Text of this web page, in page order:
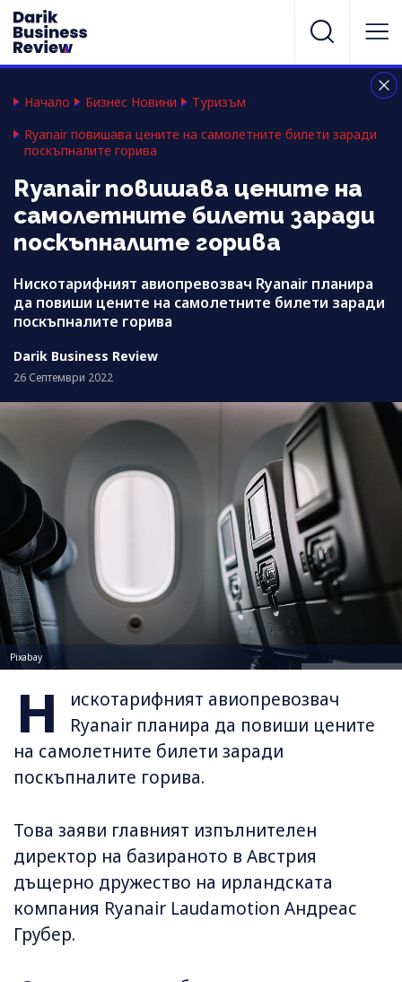
Начало Бизнес Новини
Туризъм
Ryanair повишава цените на самолетните билети заради
поскъпналите горива
Ryanair повишава цените на
самолетните билети заради
поскъпналите горива
Нискотарифният авиопревозвач Ryanair планира
да повиши цените на самолетните билети заради
поскъпналите горива
Darik Business Review
26 Септември 2022
Pixabay
Н
искотарифният авиопревозвач
Ryanair планира да повиши цените
на самолетните билети заради
поскъпналите горива.
Това заяви главният изпълнителен
директор на базираното в Австрия
дъщерно дружество на ирландската
компания Ryanair Laudamotion Андреас
Грубер.